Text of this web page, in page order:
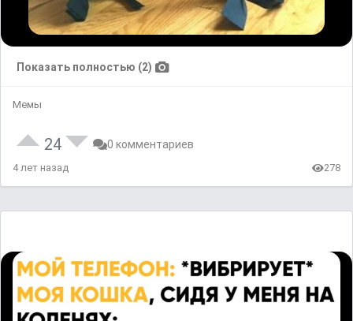
Показать полностью (2)
Мемы
24 0 комментариев
4 лет назад 278